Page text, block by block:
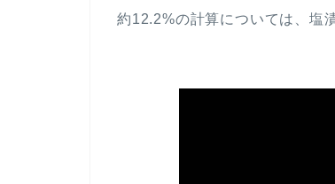
約12.2%の計算については、塩